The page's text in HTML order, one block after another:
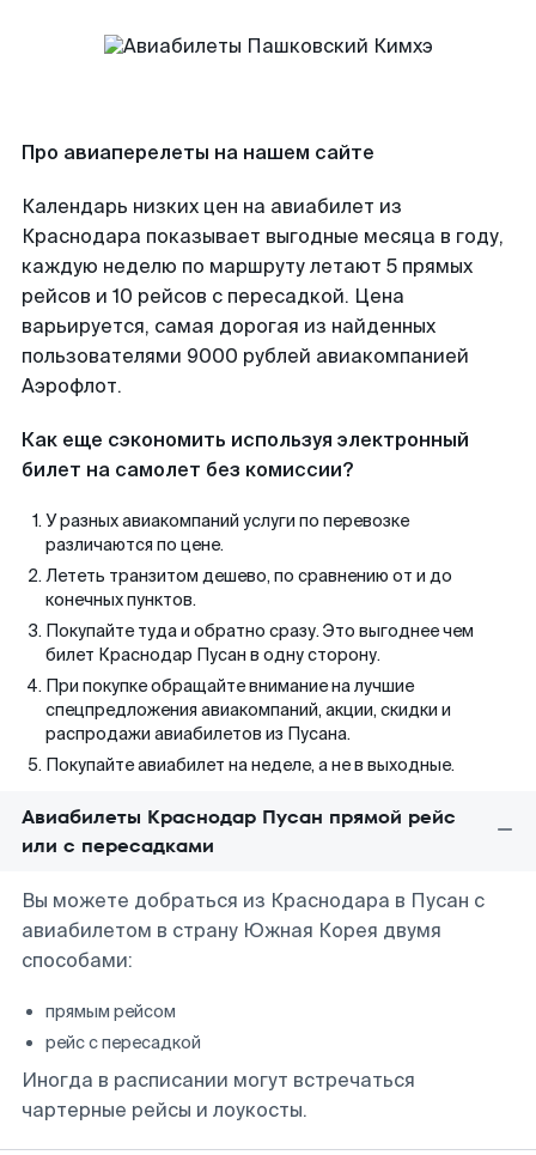
Про авиаперелеты на нашем сайте
Календарь низких цен на авиабилет из
Краснодара показывает выгодные месяца в году,
каждую неделю по маршруту летают 5 прямых
рейсов и 10 рейсов с пересадкой. Цена
варьируется, самая дорогая из найденных
пользователями 9000 рублей авиакомпанией
Аэрофлот.
Как еще сэкономить используя электронный
билет на самолет без комиссии?
У разных авиакомпаний услуги по перевозке
различаются по цене.
Лететь транзитом дешево, по сравнению от и до
конечных пунктов.
Покупайте туда и обратно сразу. Это выгоднее чем
билет Краснодар Пусан в одну сторону.
При покупке обращайте внимание на лучшие
спецпредложения авиакомпаний, акции, скидки и
распродажи авиабилетов из Пусана.
Покупайте авиабилет на неделе, а не в выходные.
Авиабилеты Краснодар Пусан прямой рейс
или с пересадками
Вы можете добраться из Краснодара в Пусан с
авиабилетом в страну Южная Корея двумя
способами:
прямым рейсом
рейс с пересадкой
Иногда в расписании могут встречаться
чартерные рейсы и лоукосты.